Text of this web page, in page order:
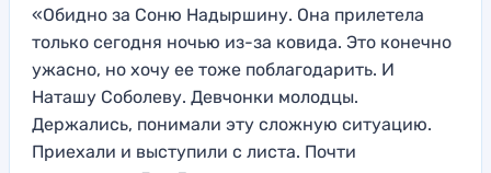
«Обидно за Соню Надыршину. Она прилетела
только сегодня ночью из-за ковида. Это конечно
ужасно, но хочу ее тоже поблагодарить. И
Наташу Соболеву. Девчонки молодцы.
Держались, понимали эту сложную ситуацию.
Приехали и выступили с листа. Почти